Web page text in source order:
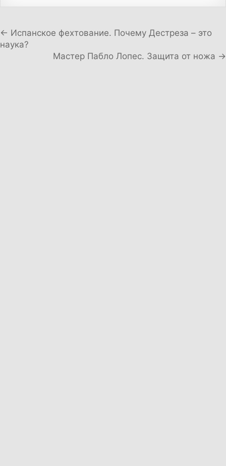
Навигация по записям
← Испанское фехтование. Почему Дестреза – это
наука?
Мастер Пабло Лопес. Защита от ножа →